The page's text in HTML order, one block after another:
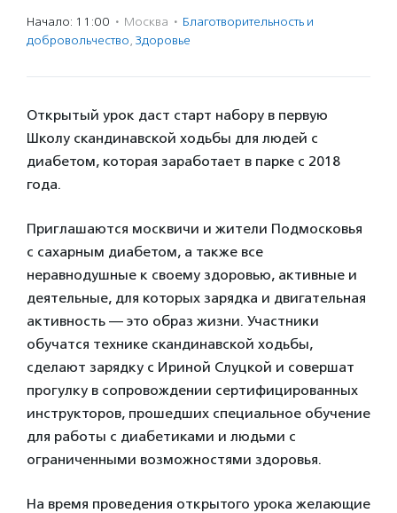
Начало: 11:00 · Москва · Благотвори­тель­ность и
доброволь­чест­во, Здоровье
Открытый урок даст старт набору в первую
Школу скандинавской ходьбы для людей с
диабетом, которая заработает в парке с 2018
года.
Приглашаются москвичи и жители Подмосковья
с сахарным диабетом, а также все
неравнодушные к своему здоровью, активные и
деятельные, для которых зарядка и двигательная
активность — это образ жизни. Участники
обучатся технике скандинавской ходьбы,
сделают зарядку с Ириной Слуцкой и совершат
прогулку в сопровождении сертифицированных
инструкторов, прошедших специальное обучение
для работы с диабетиками и людьми с
ограниченными возможностями здоровья.
На время проведения открытого урока желающие